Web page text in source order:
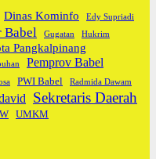
Dinas Kominfo Edy Supriadi
Babel Gugatan
Hukrim
Pangkalpinang
Pemprov Babel
PWI Babel Radmida Dawam
Sekretaris Daerah
UMKM